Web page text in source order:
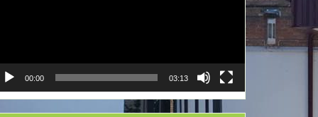
00:00 03:13